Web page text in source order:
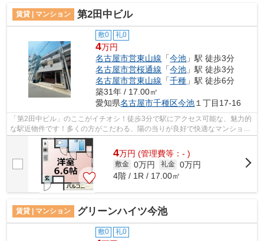
賃貸 | マンション 第2田中ビル
敷0 礼0
4万円
名古屋市営東山線 「今池 」駅 徒歩3分
名古屋市営桜通線 「今池 」駅 徒歩3分
名古屋市営東山線 「千種 」駅 徒歩6分
築31年 / 17.00㎡
愛知県名古屋市千種区今池１丁目17-16
「第2田中ビル」のここがイチオシ！徒歩3分で駅にアクセス可能な、魅力的
な駅近物件です！多くの方がこだわる、陽の当りが良好で快適なマンション
です！こちらはマンションタイプにな...
4万円 (管理費等：- )
敷金 0万円 礼金 0万円
4階 / 1R / 17.00㎡
賃貸 | マンション グリーンハイツ今池
敷0 礼0